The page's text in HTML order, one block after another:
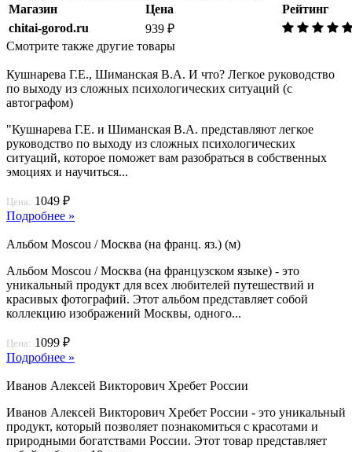
Магазин
Цена
Рейтинг
chitai-gorod.ru
939 ₽
Смотрите также другие товары
Кушнарева Г.Е., Шиманская В.А. И что? Легкое руководство
по выходу из сложных психологических ситуаций (с
автографом)
"Кушнарева Г.Е. и Шиманская В.А. представляют легкое
руководство по выходу из сложных психологических
ситуаций, которое поможет вам разобраться в собственных
эмоциях и научиться...
Цена: 1049 ₽
Подробнее »
Альбом Moscou / Москва (на франц. яз.) (м)
Альбом Moscou / Москва (на французском языке) - это
уникальный продукт для всех любителей путешествий и
красивых фотографий. Этот альбом представляет собой
коллекцию изображений Москвы, одного...
Цена: 1099 ₽
Подробнее »
Иванов Алексей Викторович Хребет России
Иванов Алексей Викторович Хребет России - это уникальный
продукт, который позволяет познакомиться с красотами и
природными богатствами России. Этот товар представляет